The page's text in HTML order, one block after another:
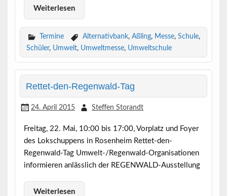
Weiterlesen
Termine Alternativbank, Aßling, Messe, Schule,
Schüler, Umwelt, Umweltmesse, Umweltschule
Rettet-den-Regenwald-Tag
24. April 2015 Steffen Storandt
Freitag, 22. Mai, 10:00 bis 17:00, Vorplatz und Foyer
des Lokschuppens in Rosenheim Rettet-den-
Regenwald-Tag Umwelt-/Regenwald-Organisationen
informieren anlässlich der REGENWALD-Ausstellung
Weiterlesen